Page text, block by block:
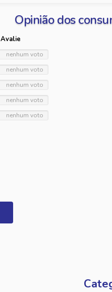
Opinião dos
nenhum voto
nenhum voto
nenhum voto
nenhum voto
nenhum voto